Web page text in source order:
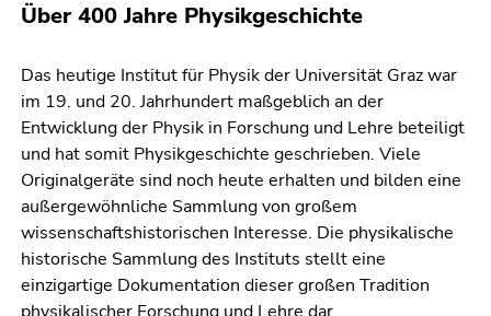
Über 400 Jahre Physikgeschichte
Das heutige Institut für Physik der Universität Graz war
im 19. und 20. Jahrhundert maßgeblich an der
Entwicklung der Physik in Forschung und Lehre beteiligt
und hat somit Physikgeschichte geschrieben. Viele
Originalgeräte sind noch heute erhalten und bilden eine
außergewöhnliche Sammlung von großem
wissenschaftshistorischen Interesse. Die physikalische
historische Sammlung des Instituts stellt eine
einzigartige Dokumentation dieser großen Tradition